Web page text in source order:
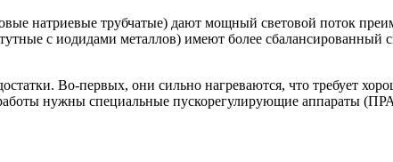
натриевые трубчатые) дают мощный световой поток
с иодидами металлов) имеют более сбалансированный
Во-первых, они сильно нагреваются, что требует
нужны специальные пускорегулирующие аппараты